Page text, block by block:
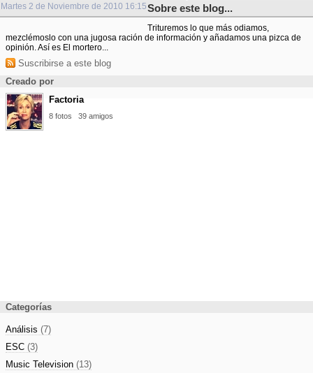
Martes 2 de Noviembre de 2010 16:15Sobre este blog...
Trituremos lo que más odiamos,
mezclémoslo con una jugosa ración de información y añadamos una pizca de
opinión. Así es El mortero...
Suscribirse a este blog
Creado por
Factoria
8 fotos 39 amigos
Categorías
Análisis (7)
ESC (3)
Music Television (13)